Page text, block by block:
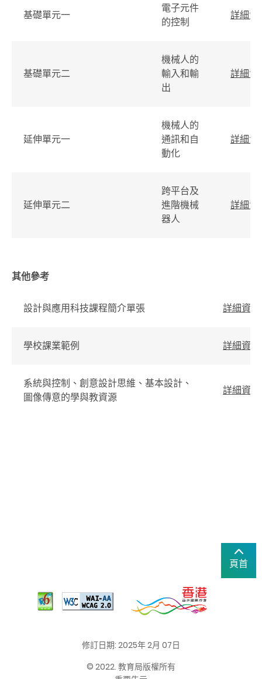
基礎單元一
電子元件
的控制
詳細資
基礎單元二
機械人的
輸入和輸
出
詳細資
延伸單元一
機械人的
通訊和自
動化
詳細資
延伸單元二
跨平台及
進階機械
器人
詳細資
其他參考
設計與應用科技課程簡介單張 詳細資料
學校課業範例 詳細資料
系統與控制、創意設計思維、基本設計、
圖像傳意的學與教資源
詳細資料
頁首
修訂日期: 2025年 2月 07日
© 2022. 教育局版權所有